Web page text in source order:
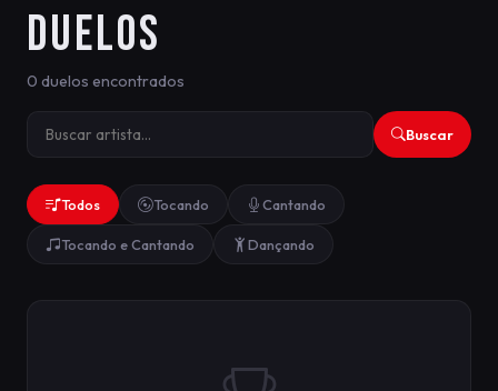
DUELOS
0 duelos encontrados
Buscar
Todos Tocando Cantando
Tocando e Cantando Dançando